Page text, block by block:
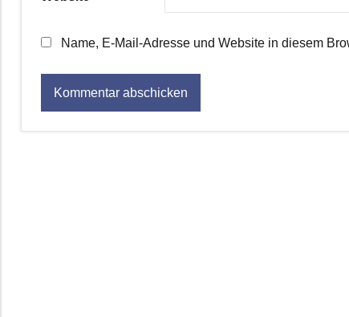
Name, E-Mail-Adresse und Website in diesem